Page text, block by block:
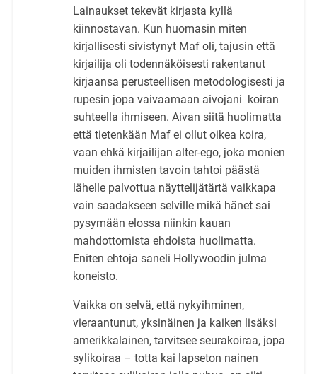
Lainaukset tekevät kirjasta kyllä
kiinnostavan. Kun huomasin miten
kirjallisesti sivistynyt Maf oli, tajusin että
kirjailija oli todennäköisesti rakentanut
kirjaansa perusteellisen metodologisesti ja
rupesin jopa vaivaamaan aivojani koiran
suhteella ihmiseen. Aivan siitä huolimatta
että tietenkään Maf ei ollut oikea koira,
vaan ehkä kirjailijan alter-ego, joka monien
muiden ihmisten tavoin tahtoi päästä
lähelle palvottua näyttelijätärtä vaikkapa
vain saadakseen selville mikä hänet sai
pysymään elossa niinkin kauan
mahdottomista ehdoista huolimatta.
Eniten ehtoja saneli Hollywoodin julma
koneisto.
Vaikka on selvä, että nykyihminen,
vieraantunut, yksinäinen ja kaiken lisäksi
amerikkalainen, tarvitsee seurakoiraa, jopa
sylikoiraa – totta kai lapseton nainen